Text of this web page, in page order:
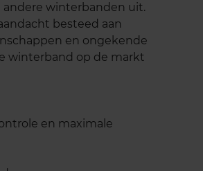
andere winterbanden uit.
besteed aan
en ongekende
winterband op de markt
en maximale